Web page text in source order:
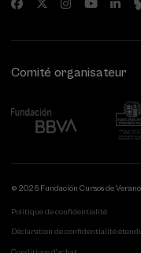
Comité organisateur
© 2026 Fundación Cursos de
Politique de confidentialité
Déclaration de confidentialité